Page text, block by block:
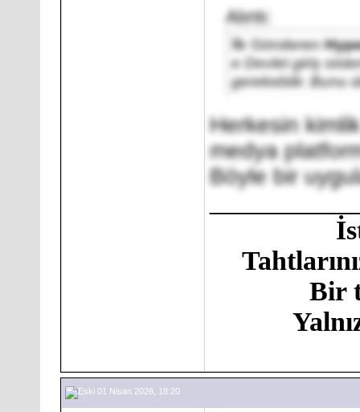
Alıntı:
İlk Gönderen
e Devlet giriş
gerekebilir. Bunu
Herkesin
medya
Böyle bir
Bir
01 Nisan 2026, 18:20